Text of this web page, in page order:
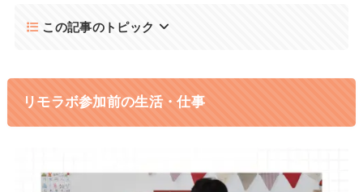
この記事のトピック
リモラボ参加前の生活・仕事